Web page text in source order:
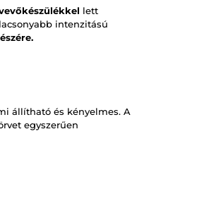
lett
intenzitású
állítható és kényelmes. A
egyszerűen